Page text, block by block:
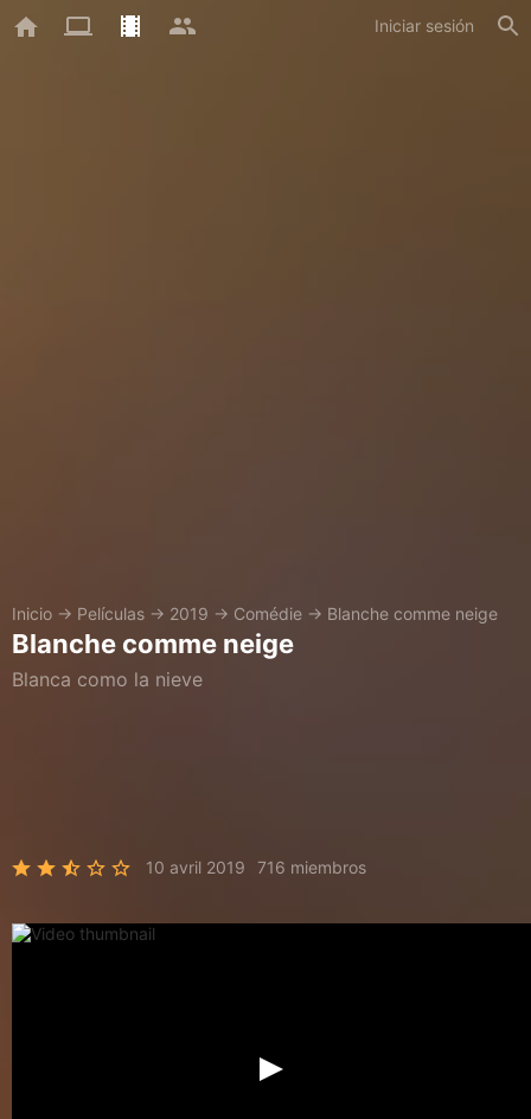
Iniciar sesión
Inicio → Películas → 2019 → Comédie → Blanche comme neige
Blanche comme neige
Blanca como la nieve
10 avril 2019 716 miembros